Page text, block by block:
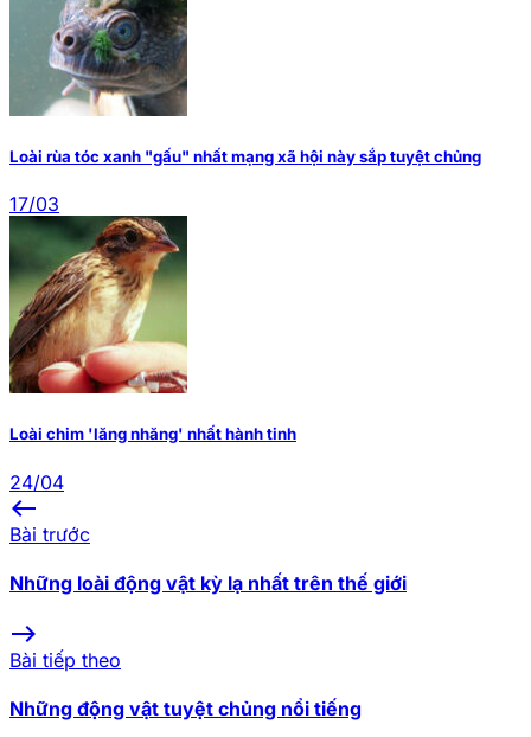
Loài rùa tóc xanh "gấu" nhất mạng xã hội này sắp tuyệt chủng
17/03
Loài chim 'lăng nhăng' nhất hành tinh
24/04
west
Bài trước
Những loài động vật kỳ lạ nhất trên thế giới
east
Bài tiếp theo
Những động vật tuyệt chủng nổi tiếng